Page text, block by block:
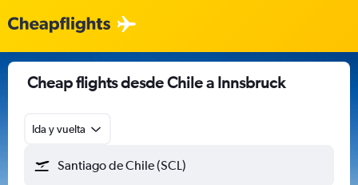
Cheap flights desde Chile a Innsbruck
Ida y vuelta
Santiago de Chile (SCL)